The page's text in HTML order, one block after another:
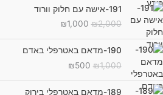
היה:
הוא:
191-אישה עם חלוק וורוד
₪2,000
המחיר
היה:
₪1,000
הוא:
190-מדאם באטרפלי באדם
₪1,000
המחיר
היה:
₪500
הוא:
189-מדאם באטרפלי בירוק